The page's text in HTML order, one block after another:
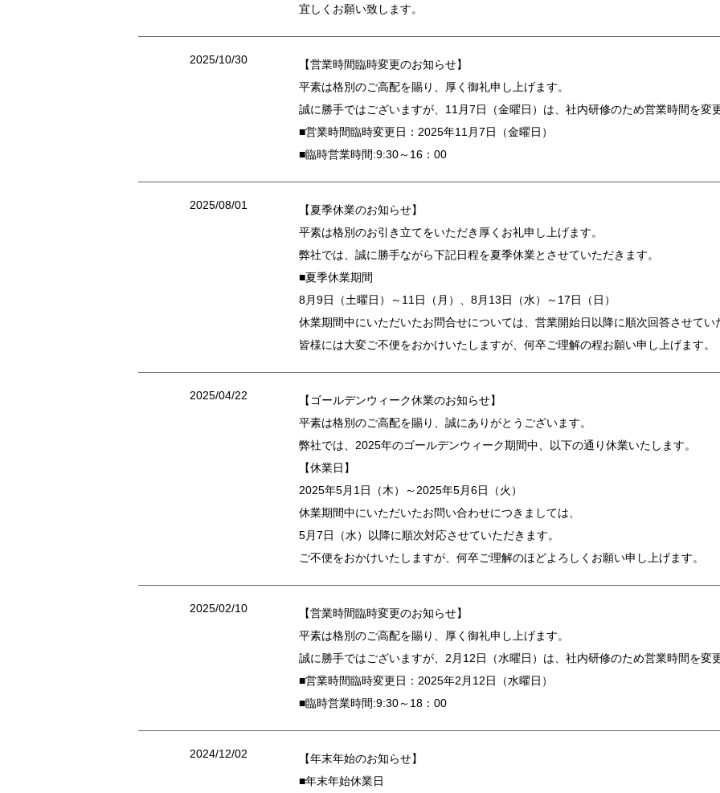
宜しくお願い致します。
2025/10/30
【営業時間臨時変更のお知らせ】
平素は格別のご高配を賜り、厚く御礼申し上げます。
誠に勝手ではございますが、11月7日（金曜日）は、社内研修のため営業時間を変
■営業時間臨時変更日：2025年11月7日（金曜日）
■臨時営業時間:9:30～16：00
2025/08/01
【夏季休業のお知らせ】
平素は格別のお引き立てをいただき厚くお礼申し上げます。
弊社では、誠に勝手ながら下記日程を夏季休業とさせていただきます。
■夏季休業期間
8月9日（土曜日）～11日（月）、8月13日（水）～17日（日）
休業期間中にいただいたお問合せについては、営業開始日以降に順次回答させてい
皆様には大変ご不便をおかけいたしますが、何卒ご理解の程お願い申し上げます。
2025/04/22
【ゴールデンウィーク休業のお知らせ】
平素は格別のご高配を賜り、誠にありがとうございます。
弊社では、2025年のゴールデンウィーク期間中、以下の通り休業いたします。
【休業日】
2025年5月1日（木）～2025年5月6日（火）
休業期間中にいただいたお問い合わせにつきましては、
5月7日（水）以降に順次対応させていただきます。
ご不便をおかけいたしますが、何卒ご理解のほどよろしくお願い申し上げます。
2025/02/10
【営業時間臨時変更のお知らせ】
平素は格別のご高配を賜り、厚く御礼申し上げます。
誠に勝手ではございますが、2月12日（水曜日）は、社内研修のため営業時間を変
■営業時間臨時変更日：2025年2月12日（水曜日）
■臨時営業時間:9:30～18：00
2024/12/02
【年末年始のお知らせ】
■年末年始休業日